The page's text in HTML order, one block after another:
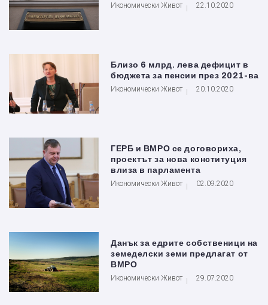
Икономически Живот 22.10.2020
Близо 6 млрд. лева дефицит в
бюджета за пенсии през 2021-ва
Икономически Живот 20.10.2020
ГЕРБ и ВМРО се договориха,
проектът за нова конституция
влиза в парламента
Икономически Живот 02.09.2020
Данък за едрите собственици на
земеделски земи предлагат от
ВМРО
Икономически Живот 29.07.2020